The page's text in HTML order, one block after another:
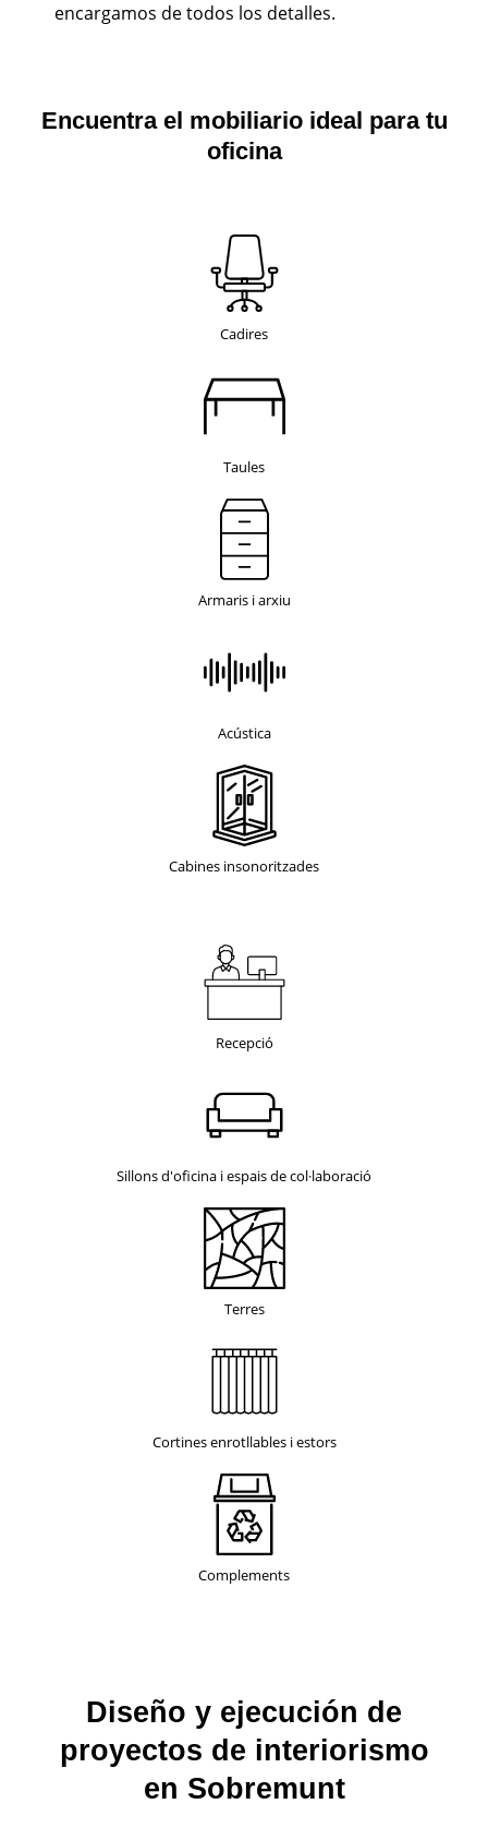
encargamos de todos los detalles.
Encuentra el mobiliario ideal para tu
oficina
Cadires
Taules
Armaris i arxiu
Acústica
Cabines insonoritzades
Recepció
Sillons d'oficina i espais de col·laboració
Terres
Cortines enrotllables i estors
Complements
Diseño y ejecución de
proyectos de interiorismo
en Sobremunt